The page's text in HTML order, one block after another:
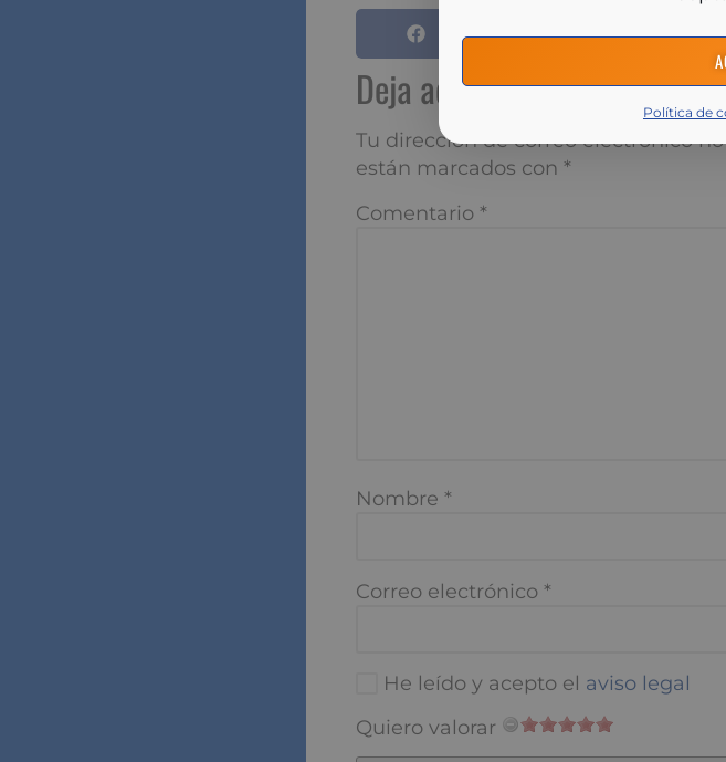
Esto se aplica sin importar la sentencia
el momento del pago de dichos gastos,
restitución de los derechos e intereses de
Deja aquí tu
Nombre*
Correo electrónico*